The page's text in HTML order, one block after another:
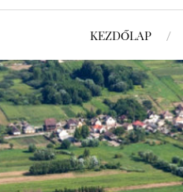
KEZDŐLAP